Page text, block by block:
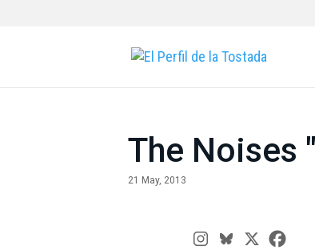
The Noises
21 May, 2013